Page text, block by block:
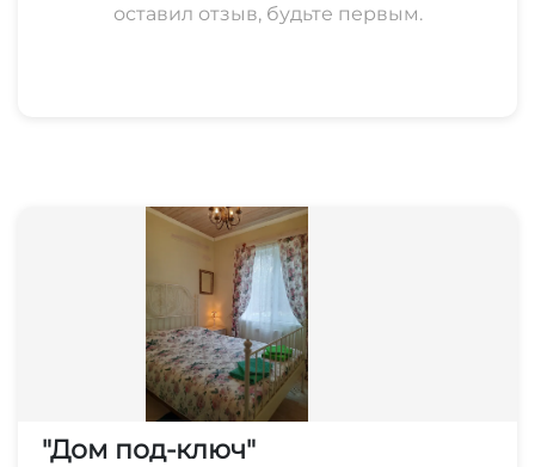
оставил отзыв, будьте первым.
"Дом под-ключ"